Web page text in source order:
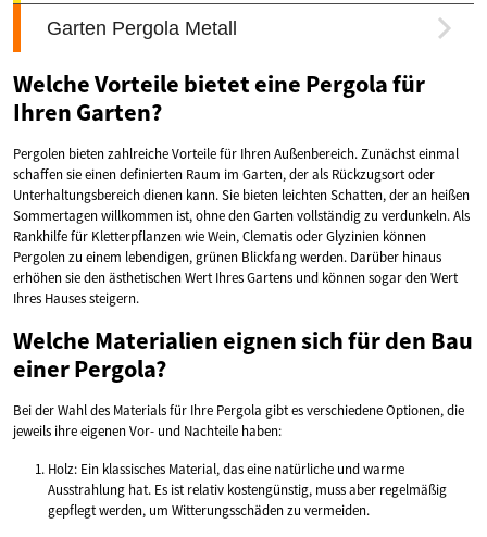
Welche Vorteile bietet eine Pergola für
Ihren Garten?
Pergolen bieten zahlreiche Vorteile für Ihren Außenbereich. Zunächst einmal
schaffen sie einen definierten Raum im Garten, der als Rückzugsort oder
Unterhaltungsbereich dienen kann. Sie bieten leichten Schatten, der an heißen
Sommertagen willkommen ist, ohne den Garten vollständig zu verdunkeln. Als
Rankhilfe für Kletterpflanzen wie Wein, Clematis oder Glyzinien können
Pergolen zu einem lebendigen, grünen Blickfang werden. Darüber hinaus
erhöhen sie den ästhetischen Wert Ihres Gartens und können sogar den Wert
Ihres Hauses steigern.
Welche Materialien eignen sich für den Bau
einer Pergola?
Bei der Wahl des Materials für Ihre Pergola gibt es verschiedene Optionen, die
jeweils ihre eigenen Vor- und Nachteile haben:
Holz: Ein klassisches Material, das eine natürliche und warme
Ausstrahlung hat. Es ist relativ kostengünstig, muss aber regelmäßig
gepflegt werden, um Witterungsschäden zu vermeiden.